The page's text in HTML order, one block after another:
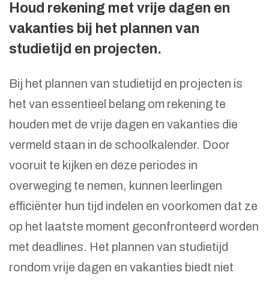
Houd rekening met vrije dagen en
vakanties bij het plannen van
studietijd en projecten.
Bij het plannen van studietijd en projecten is
het van essentieel belang om rekening te
houden met de vrije dagen en vakanties die
vermeld staan in de schoolkalender. Door
vooruit te kijken en deze periodes in
overweging te nemen, kunnen leerlingen
efficiënter hun tijd indelen en voorkomen dat ze
op het laatste moment geconfronteerd worden
met deadlines. Het plannen van studietijd
rondom vrije dagen en vakanties biedt niet